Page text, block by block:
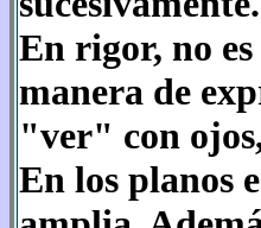
En rigor, no
manera de
"ver" con
En los planos